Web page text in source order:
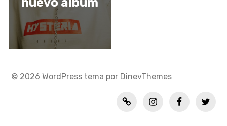
© 2026 WordPress tema por DinevThemes
Política
de
INSTAGRAMFACEBOOK